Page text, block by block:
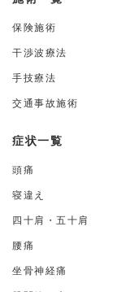
保険施術
干渉波療法
手技療法
交通事故施術
症状一覧
頭痛
寝違え
四十肩・五十肩
腰痛
坐骨神経痛